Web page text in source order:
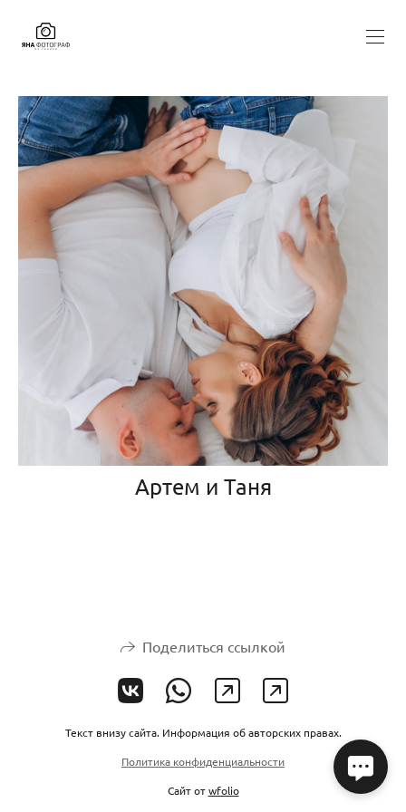
Артем и Таня
Поделиться ссылкой
Текст внизу сайта. Информация об авторских правах.
Политика конфиденциальности
Сайт отwfolio